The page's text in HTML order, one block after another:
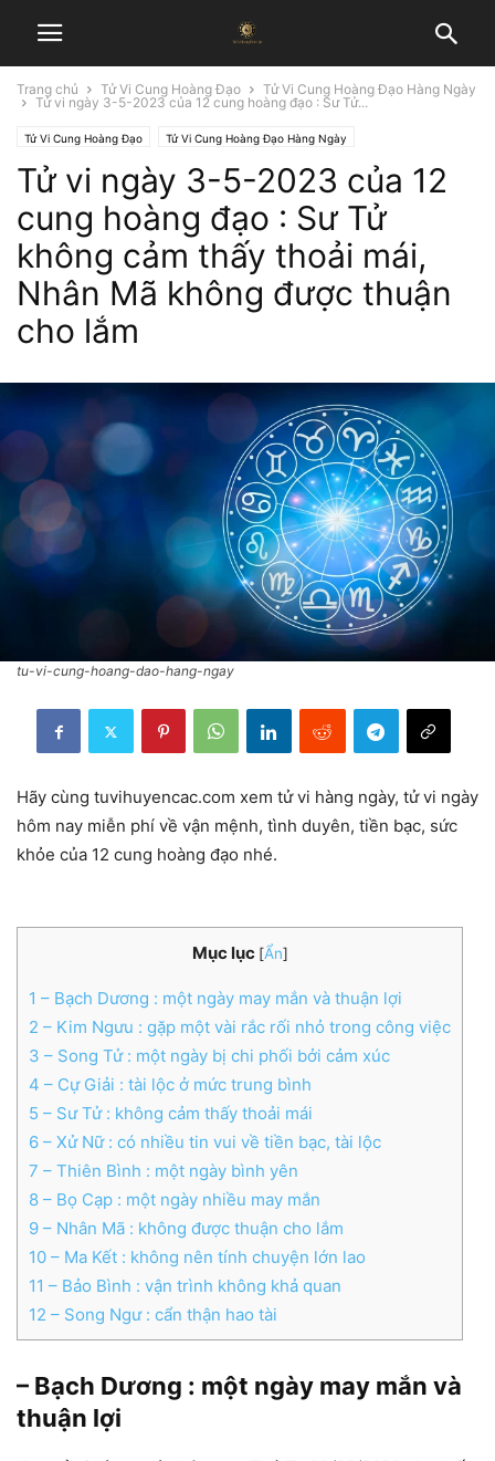
Trang chủ Tử Vi Cung Hoàng Đạo
Tử Vi Cung Hoàng Đạo Hàng Ngày
Tử vi ngày 3-5-2023 của 12 cung hoàng đạo : Sư Tử...
Tử Vi Cung Hoàng Đạo Tử Vi Cung Hoàng Đạo Hàng Ngày
Tử vi ngày 3-5-2023 của 12
cung hoàng đạo : Sư Tử
không cảm thấy thoải mái,
Nhân Mã không được thuận
cho lắm
tu-vi-cung-hoang-dao-hang-ngay
Hãy cùng tuvihuyencac.com xem tử vi hàng ngày, tử vi ngày
hôm nay miễn phí về vận mệnh, tình duyên, tiền bạc, sức
khỏe của 12 cung hoàng đạo nhé.
Mục lục [Ẩn]
1 – Bạch Dương : một ngày may mắn và thuận lợi
2 – Kim Ngưu : gặp một vài rắc rối nhỏ trong công việc
3 – Song Tử : một ngày bị chi phối bởi cảm xúc
4 – Cự Giải : tài lộc ở mức trung bình
5 – Sư Tử : không cảm thấy thoải mái
6 – Xử Nữ : có nhiều tin vui về tiền bạc, tài lộc
7 – Thiên Bình : một ngày bình yên
8 – Bọ Cạp : một ngày nhiều may mắn
9 – Nhân Mã : không được thuận cho lắm
10 – Ma Kết : không nên tính chuyện lớn lao
11 – Bảo Bình : vận trình không khả quan
12 – Song Ngư : cẩn thận hao tài
– Bạch Dương : một ngày may mắn và
thuận lợi